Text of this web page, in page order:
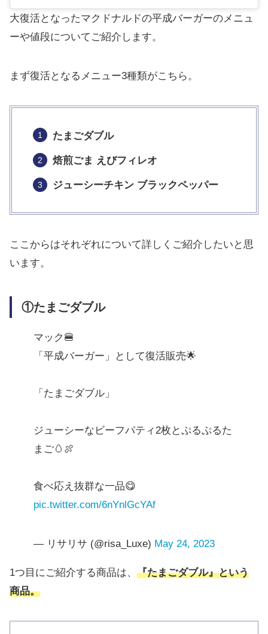
大復活となったマクドナルドの平成バーガーのメニュ
ーや値段についてご紹介します。
まず復活となるメニュー3種類がこちら。
たまごダブル
焙煎ごま えびフィレオ
ジューシーチキン ブラックペッパー
ここからはそれぞれについて詳しくご紹介したいと思
います。
①たまごダブル
マック🍔
「平成バーガー」として復活販売🌟
「たまごダブル」
ジューシーなビーフパティ2枚とぷるぷるた
まご🥚🍖
食べ応え抜群な一品😋
pic.twitter.com/6nYnlGcYAf
— リサリサ (@risa_Luxe) May 24, 2023
1つ目にご紹介する商品は、 『たまごダブル』という
商品。